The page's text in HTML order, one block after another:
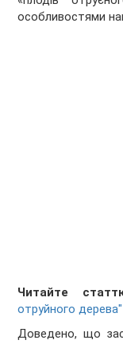
особливостями
Читайте
отруйного дерева"
Доведено, що